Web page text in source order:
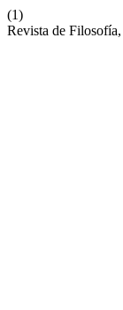
(1)
Revista de